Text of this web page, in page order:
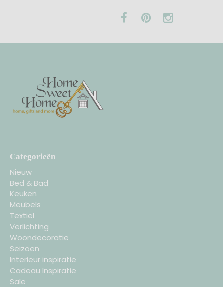
Categorieën
Nieuw
Bed & Bad
Keuken
Meubels
Textiel
Verlichting
Woondecoratie
Seizoen
Interieur inspiratie
Cadeau Inspiratie
Sale